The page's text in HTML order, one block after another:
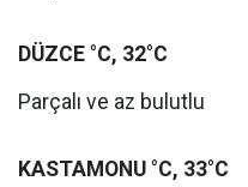
DÜZCE °C, 32°C
Parçalı ve az bulutlu
KASTAMONU °C, 33°C